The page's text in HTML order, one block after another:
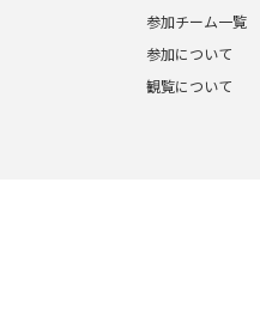
参加チーム一覧
参加について
観覧について